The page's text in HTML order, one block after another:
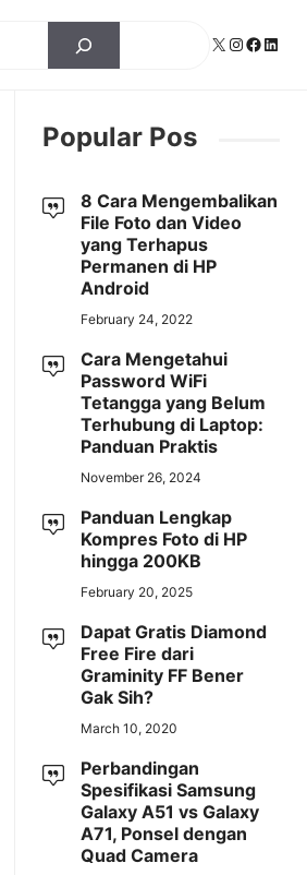
X Instagram
Popular Pos
8 Cara Mengembalikan
File Foto dan Video
yang Terhapus
Permanen di HP
Android
February 24, 2022
Cara Mengetahui
Password WiFi
Tetangga yang Belum
Terhubung di Laptop:
Panduan Praktis
November 26, 2024
Panduan Lengkap
Kompres Foto di HP
hingga 200KB
February 20, 2025
Dapat Gratis Diamond
Free Fire dari
Graminity FF Bener
Gak Sih?
March 10, 2020
Perbandingan
Spesifikasi Samsung
Galaxy A51 vs Galaxy
A71, Ponsel dengan
Quad Camera